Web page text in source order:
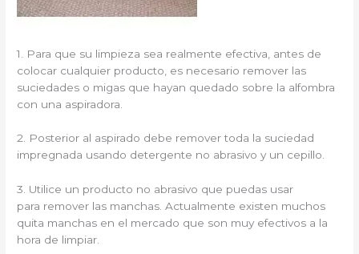
1. Para que su limpieza sea realmente efectiva, antes de
colocar cualquier producto, es necesario remover las
suciedades o migas que hayan quedado sobre la alfombra
con una aspiradora.
2. Posterior al aspirado debe remover toda la suciedad
impregnada usando detergente no abrasivo y un cepillo.
3. Utilice un producto no abrasivo que puedas usar
para remover las manchas. Actualmente existen muchos
quita manchas en el mercado que son muy efectivos a la
hora de limpiar.